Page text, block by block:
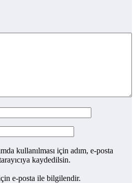
kullanılması için adım, e-posta
kaydedilsin.
e-posta ile bilgilendir.